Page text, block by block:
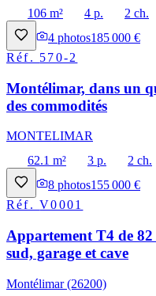
106 m²
4 p.
2 ch.
4 photos185 000 €
Réf. 570-2
Montélimar, dans un
des commodités
MONTELIMAR
62.1 m²
3 p.
2 ch.
8 photos155 000 €
Réf.V0001
Appartement T4 de
sud, garage et cave
Montélimar (26200)